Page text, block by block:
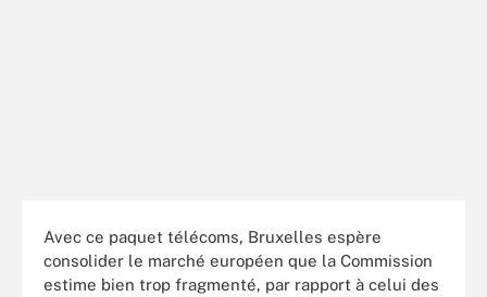
Avec ce paquet télécoms, Bruxelles espère
consolider le marché européen que la Commission
estime bien trop fragmenté, par rapport à celui des